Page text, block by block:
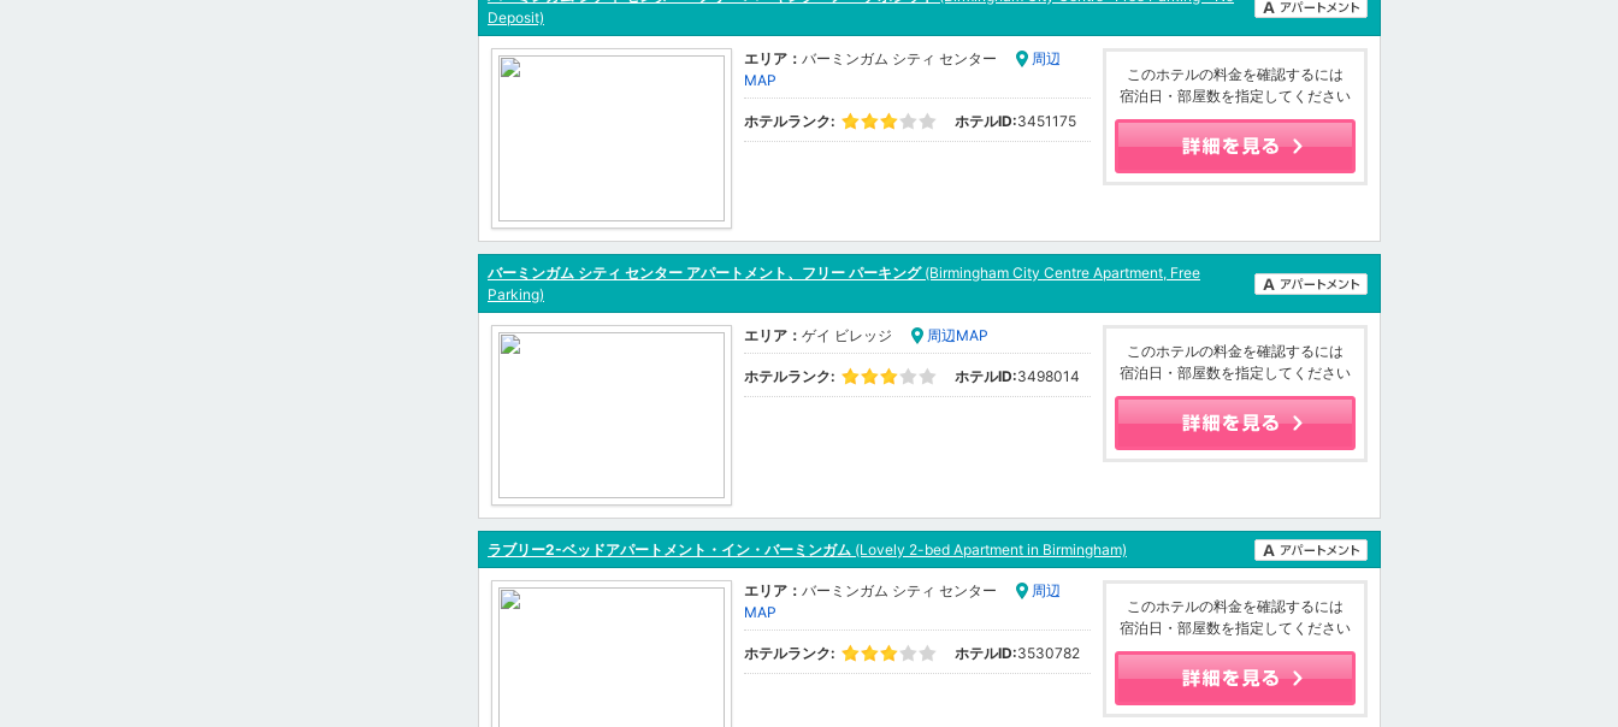
Deposit)
エリア： バーミンガム シティ センター
周辺
MAP
ホテルランク: ホテルID:3451175
このホテルの料金を確認するには
宿泊日・部屋数を指定してください
バーミンガム シティ センター アパートメント、フリー パーキング(Birmingham City Centre Apartment, Free
Parking)
エリア： ゲイ ビレッジ 周辺MAP
ホテルランク: ホテルID:3498014
このホテルの料金を確認するには
宿泊日・部屋数を指定してください
ラブリー2-ベッドアパートメント・イン・バーミンガム (Lovely 2-bed Apartment in Birmingham)
エリア： バーミンガム シティ センター
周辺
MAP
ホテルランク: ホテルID:3530782
このホテルの料金を確認するには
宿泊日・部屋数を指定してください